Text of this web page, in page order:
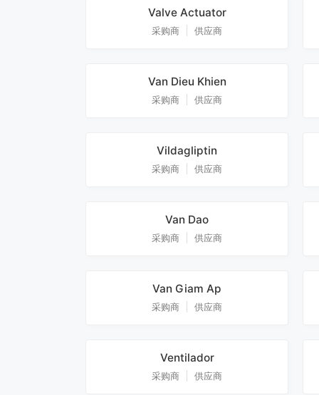
Valve Actuator
采购商 供应商
Van Dieu Khien
采购商 供应商
Vildagliptin
采购商 供应商
Van Dao
采购商 供应商
Van Giam Ap
采购商 供应商
Ventilador
采购商 供应商